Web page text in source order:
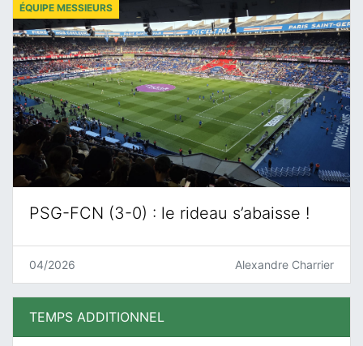
PSG-FCN (3-0) : le rideau s’abaisse !
ÉQUIPE MESSIEURS
04/2026 Alexandre Charrier
TEMPS ADDITIONNEL